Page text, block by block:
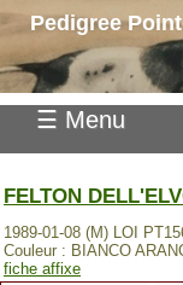
Pedigree
☰ Menu
FELTON
1989-01-08 (M) LOI
Couleur : BIANCO
fiche affixe